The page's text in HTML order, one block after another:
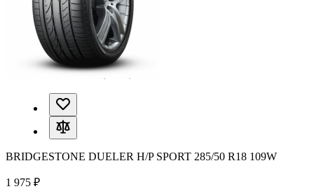
BRIDGESTONE DUELER H/P SPORT 285/50 R18 109W
1 975 ₽